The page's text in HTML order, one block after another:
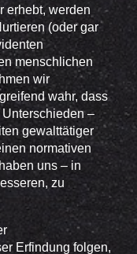
erhebt, werden
(oder gar
menschlichen
wir
wahr, dass
–
gewalttätiger
normativen
uns – in
zu
Erfindung folgen,